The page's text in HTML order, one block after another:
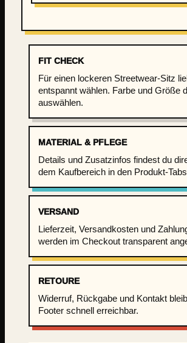
–
S
n
d
r
e
r
d
C
p
FIT CHECK
Für einen lockeren Streetwear-Sitz
entspannt wählen. Farbe und Größe
auswählen.
MATERIAL & PFLEGE
Details und Zusatzinfos findest du
dem Kaufbereich in den Produkt-
VERSAND
Lieferzeit, Versandkosten und
werden im Checkout transparent
RETOURE
Widerruf, Rückgabe und Kontakt
Footer schnell erreichbar.